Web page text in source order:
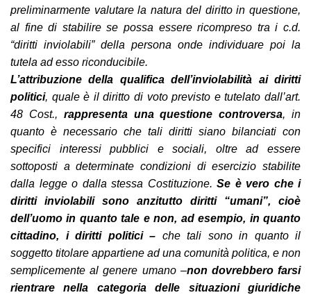
preliminarmente valutare la natura del diritto in questione,
al fine di stabilire se possa essere ricompreso tra i c.d.
“diritti inviolabili” della persona onde individuare poi la
tutela ad esso riconducibile.
L’attribuzione della qualifica dell’inviolabilità ai diritti
politici, quale è il diritto di voto previsto e tutelato dall’art.
48 Cost., rappresenta una questione controversa, in
quanto è necessario che tali diritti siano bilanciati con
specifici interessi pubblici e sociali, oltre ad essere
sottoposti a determinate condizioni di esercizio stabilite
dalla legge o dalla stessa Costituzione. Se è vero che i
diritti inviolabili sono anzitutto diritti “umani”, cioè
dell’uomo in quanto tale e non, ad esempio, in quanto
cittadino, i diritti politici – che tali sono in quanto il
soggetto titolare appartiene ad una comunità politica, e non
semplicemente al genere umano –non dovrebbero farsi
rientrare nella categoria delle situazioni giuridiche